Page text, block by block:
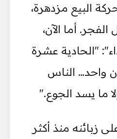
البيع مزدهرة،
الفجر. أما الآن،
"الحادية عشرة
واحد… الناس
ما يسد الجوع."
زبائنه منذ أكثر